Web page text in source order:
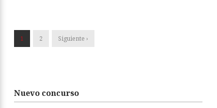
1 2 Siguiente ›
Nuevo concurso